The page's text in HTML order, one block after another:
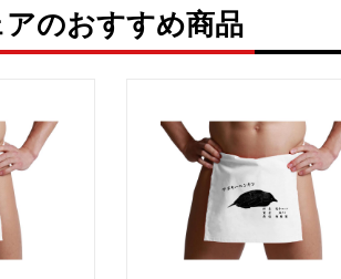
のおすすめ商品